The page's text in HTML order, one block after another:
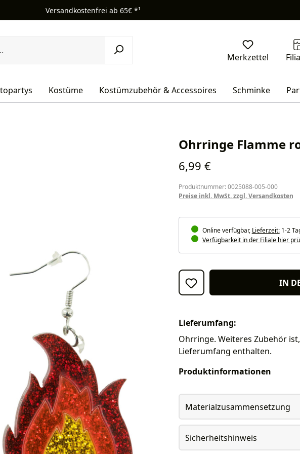
Versandkostenfrei ab 65€ *¹
Kostüme Kostümzubehör & Accessoires Schminke
Ohrringe Flamme
Regulärer Preis:
6,99 €
Produktnummer: 0025088-005-000
Preise inkl. MwSt. zzgl. Versandkosten
Online verfügbar, Lieferzeit:1-2
Verfügbarkeit in der Filiale hier
IN
Lieferumfang:
Ohrringe. Weiteres Zubehör
Lieferumfang enthalten.
Produktinformationen
Materialzusammensetzung
Sicherheitshinweis